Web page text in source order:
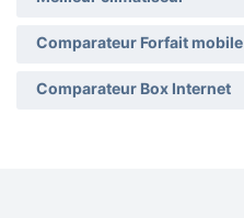
Comparateur Forfait mobile
Comparateur Box Internet